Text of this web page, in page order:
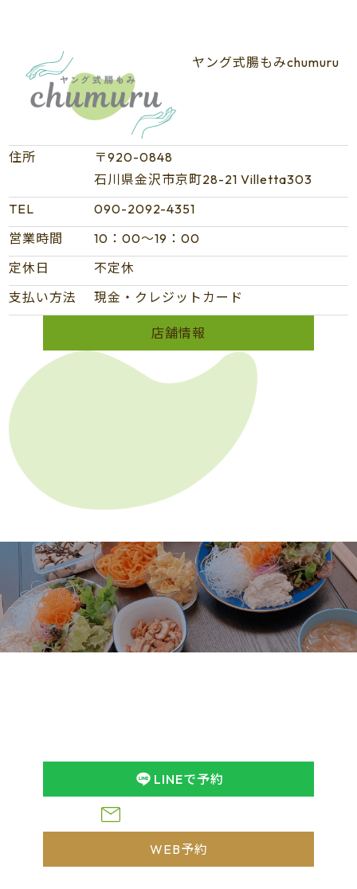
ヤング式腸もみchumuru
住所
〒920-0848
石川県金沢市京町28-21 Villetta303
TEL
090-2092-4351
営業時間
10：00～19：00
定休日
不定休
支払い方法
現金・クレジットカード
店舗情報
予約
Reservation
ヤング式腸もみchumuruのホームページをご覧いただき
ありがとうございます。
ご予約はLINEまたはWEB予約にてお願いします。
LINEで予約
WEB予約